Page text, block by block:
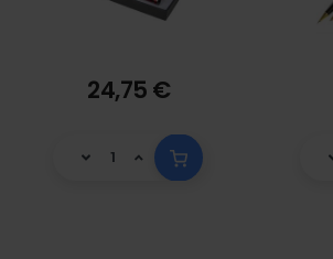
24,75 €